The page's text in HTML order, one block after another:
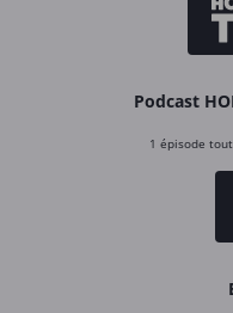
Podcast
1 épisode